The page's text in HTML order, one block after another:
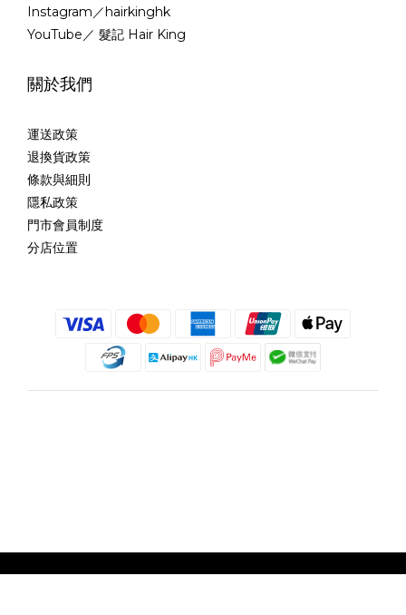
Instagram／hairkinghk
YouTube／ 髮記 Hair King
關於我們
運送政策
退換貨政策
條款與細則
隱私政策
門市會員制度
分店位置